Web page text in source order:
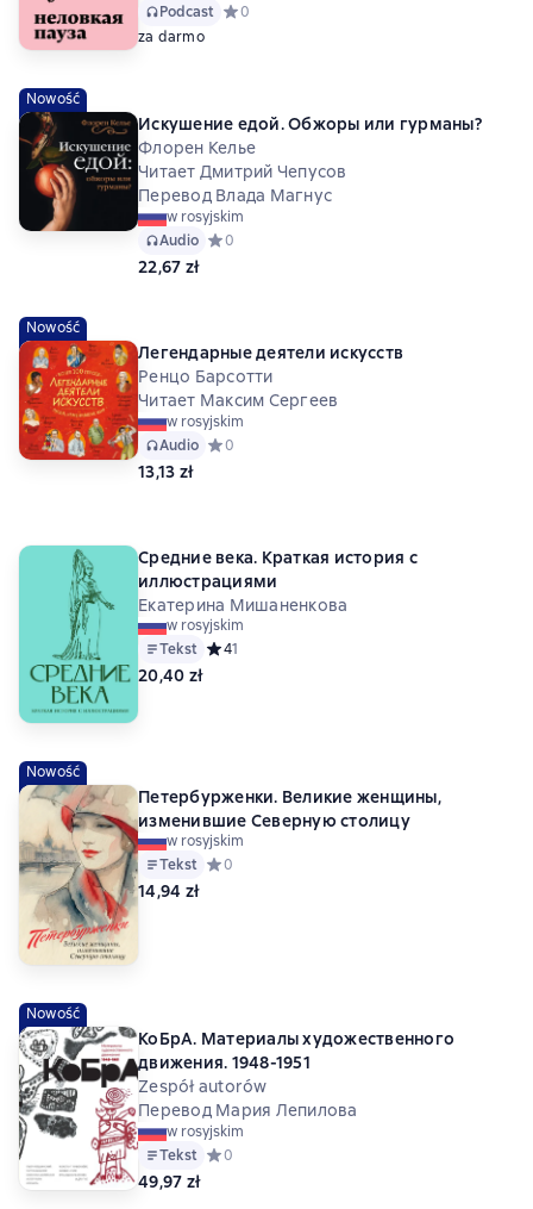
Podcast Средний рейтинг 0 на основе 0 оценок
0
za darmo
Nowość
Искушение едой. Обжоры или гурманы?
Флорен Келье
Читает Дмитрий Чепусов
Перевод Влада Магнус
w rosyjskim
Audio Средний рейтинг 0 на основе 0 оценок
0
22,67 zł
Nowość
Легендарные деятели искусств
Ренцо Барсотти
Читает Максим Сергеев
w rosyjskim
Audio Средний рейтинг 0 на основе 0 оценок
0
13,13 zł
Средние века. Краткая история с
иллюстрациями
Екатерина Мишаненкова
w rosyjskim
Tekst Средний рейтинг 4 на основе 1 оценок
41
20,40 zł
Nowość
Петербурженки. Великие женщины,
изменившие Северную столицу
w rosyjskim
Tekst Средний рейтинг 0 на основе 0 оценок
0
14,94 zł
Nowość
КоБрА. Материалы художественного
движения. 1948-1951
Zespół autorów
Перевод Мария Лепилова
w rosyjskim
Tekst Средний рейтинг 0 на основе 0 оценок
0
49,97 zł